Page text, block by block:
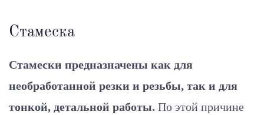
Стамеска
Стамески предназначены как для
необработанной резки и резьбы, так и для
тонкой, детальной работы. По этой причине